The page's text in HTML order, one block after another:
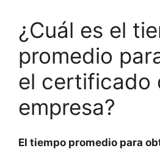
¿Cuál es el
promedio
el certificado
empresa?
El tiempo promedio para